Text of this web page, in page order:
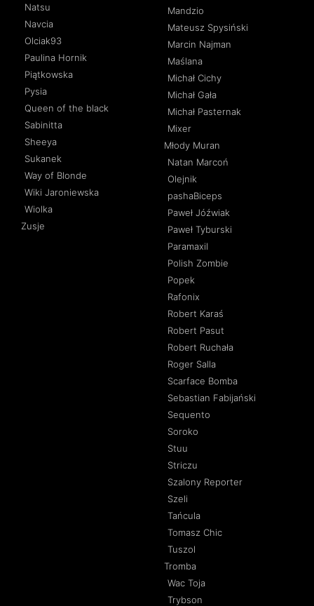
Natsu
Navcia
Olciak93
Paulina Hornik
Piątkowska
Pysia
Queen of the black
Sabinitta
Sheeya
Sukanek
Way of Blonde
Wiki Jaroniewska
Wiolka
Zusje
Mandzio
Mateusz Spysiński
Marcin Najman
Maślana
Michał Cichy
Michał Gała
Michał Pasternak
Mixer
Młody Muran
Natan Marcoń
Olejnik
pashaBiceps
Paweł Jóźwiak
Paweł Tyburski
Paramaxil
Polish Zombie
Popek
Rafonix
Robert Karaś
Robert Pasut
Robert Ruchała
Roger Salla
Scarface Bomba
Sebastian Fabijański
Sequento
Soroko
Stuu
Striczu
Szalony Reporter
Szeli
Tańcula
Tomasz Chic
Tuszol
Tromba
Wac Toja
Trybson